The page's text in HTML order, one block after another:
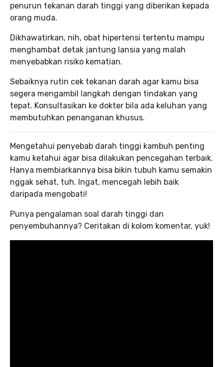
penurun tekanan darah tinggi yang diberikan kepada
orang muda.
Dikhawatirkan, nih, obat hipertensi tertentu mampu
menghambat detak jantung lansia yang malah
menyebabkan risiko kematian.
Sebaiknya rutin cek tekanan darah agar kamu bisa
segera mengambil langkah dengan tindakan yang
tepat. Konsultasikan ke dokter bila ada keluhan yang
membutuhkan penanganan khusus.
Mengetahui penyebab darah tinggi kambuh penting
kamu ketahui agar bisa dilakukan pencegahan terbaik.
Hanya membiarkannya bisa bikin tubuh kamu semakin
nggak sehat, tuh. Ingat, mencegah lebih baik
daripada mengobati!
Punya pengalaman soal darah tinggi dan
penyembuhannya? Ceritakan di kolom komentar, yuk!